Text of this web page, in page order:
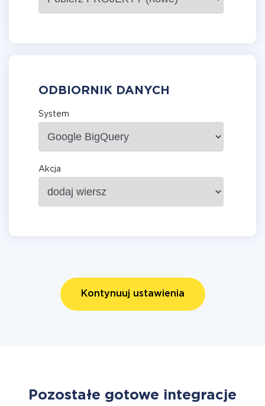
ODBIORNIK DANYCH
System
Akcja
Kontynuuj ustawienia
Pozostałe gotowe integracje